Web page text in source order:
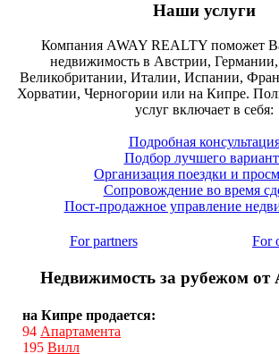
Наши услуги
Компания AWAY REALTY поможет
недвижимость в Австрии,
Великобритании, Италии, Испании,
Хорватии, Черногории или на Кипре.
услуг включает в себя:
Подробная
Подбор лучшего
Организация поездки и
Сопровождение во время
Пост-продажное управление
For partners For
Недвижимость за рубежом от
на Кипре продается:
94 Апартамента
195 Вилл